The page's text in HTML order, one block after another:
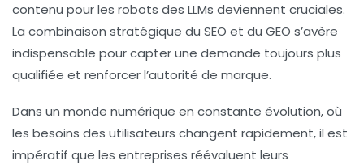
contenu pour les robots des LLMs deviennent cruciales.
La combinaison stratégique du SEO et du GEO s’avère
indispensable pour capter une demande toujours plus
qualifiée et renforcer l’autorité de marque.
Dans un monde numérique en constante évolution, où
les besoins des utilisateurs changent rapidement, il est
impératif que les entreprises réévaluent leurs